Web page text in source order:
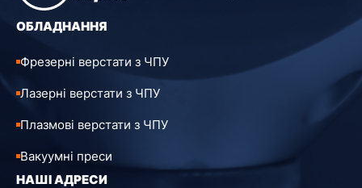
ОБЛАДНАННЯ
Фрезерні верстати з ЧПУ
Лазерні верстати з ЧПУ
Плазмові верстати з ЧПУ
Вакуумні преси
НАШІ АДРЕСИ